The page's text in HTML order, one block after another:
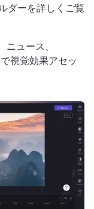
ダーを詳しくご覧
ニュース、
視覚効果アセッ